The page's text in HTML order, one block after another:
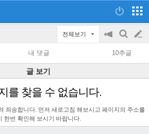
전체보기
공
지
on/off
검
색
글
쓰
기
내 댓글 10추글
글 보기
를 찾을 수 없습니다.
죄송합니다. 먼저 새로고침 해보시고 페이지의 주소를
한번 확인해 보시기 바랍니다.